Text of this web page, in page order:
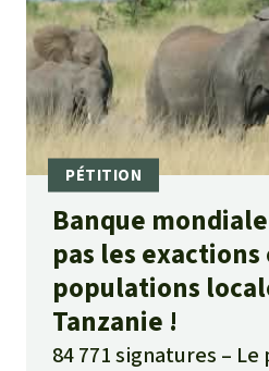
Banque
pas les
populations
Tanzanie !
84 771 signatures
Le